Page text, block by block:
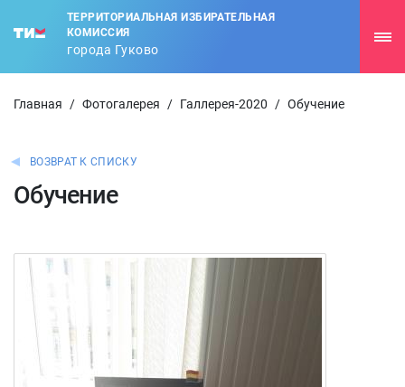
ТЕРРИТОРИАЛЬНАЯ ИЗБИРАТЕЛЬНАЯ
КОМИССИЯ
города Гуково
Главная / Фотогалерея / Галлерея-2020 / Обучение
ВОЗВРАТ К СПИСКУ
Обучение